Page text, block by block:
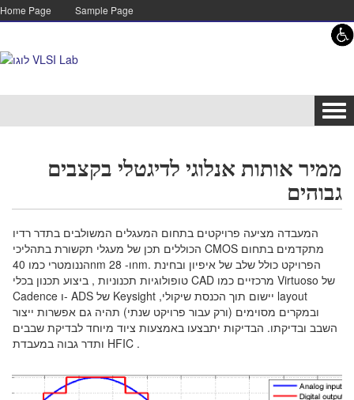
Skip to content
Skip to navigation
Home Page Sample Page
ממיר אותות אנלוגי לדיגטלי בקצבים
גבוהים
המעבדה מציעה פרויקטים בתחום המעגלים המשולבים בתדר רדיו
הכוללים תכן של מעגלי תקשורת בתהליכי CMOS מתקדמים בתחום
הננומטרי כמו 40nm ו- 28nm. הפרויקט כולל שלב של איפיון ובחינת
טופולוגיות תכנוניות , ביצוע תכנון בכלי CAD מרכזיים כמו Virtuoso של
Cadence ו- ADS של Keysight ,יישום תוך הכנסת שיקולי layout
ובמקרים מסוימים (ורק עבור פרויקט שנתי) תהיה גם אפשרות ייצור
השבב ובדיקתו. הבדיקות יתבצעו באמצעות ציוד מיוחד לבדיקת שבבים
ותדר גבוה במעבדת HFIC .